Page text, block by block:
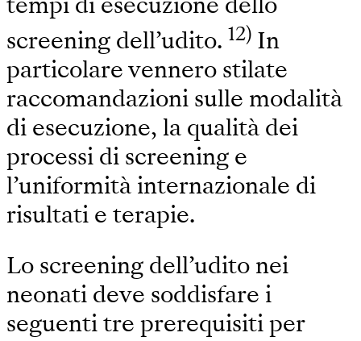
screening dell’udito. 12) In
particolare vennero stilate
raccomandazioni sulle modalità
di esecuzione, la qualità dei
processi di screening e
l’uniformità internazionale di
risultati e terapie.
Lo screening dell’udito nei
neonati deve soddisfare i
seguenti tre prerequisiti per